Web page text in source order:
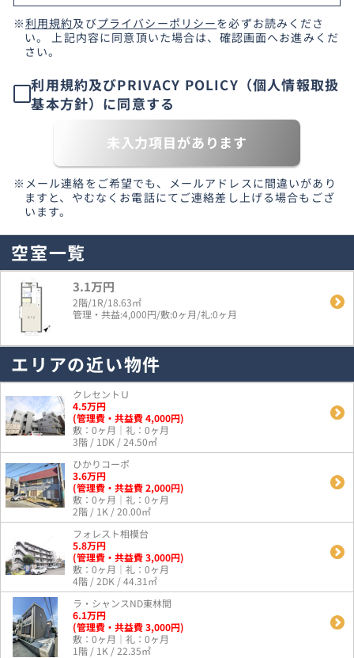
※利用規約及びプライバシーポリシーを必ずお読みくださ
い。 上記内容に同意頂いた場合は、確認画面へお進みくだ
さい。
利用規約及びPRIVACY POLICY（個人情報取扱
基本方針）に同意する
未入力項目があります
※メール連絡をご希望でも、メールアドレスに間違いがあり
ますと、やむなくお電話にてご連絡差し上げる場合もござ
います。
空室一覧
3.1万円
2階/1R/18.63㎡
管理・共益:4,000円/敷:0ヶ月/礼:0ヶ月
エリアの近い物件
クレセントＵ
4.5万円
(管理費・共益費 4,000円)
敷：0ヶ月｜礼：0ヶ月
3階 / 1DK / 24.50㎡
ひかりコーポ
3.6万円
(管理費・共益費 2,000円)
敷：0ヶ月｜礼：0ヶ月
2階 / 1K / 20.00㎡
フォレスト相模台
5.8万円
(管理費・共益費 3,000円)
敷：0ヶ月｜礼：0ヶ月
4階 / 2DK / 44.31㎡
ラ・シャンスND東林間
6.1万円
(管理費・共益費 3,000円)
敷：0ヶ月｜礼：0ヶ月
1階 / 1K / 22.35㎡